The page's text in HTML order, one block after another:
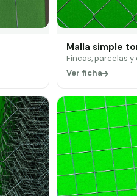
Malla simple
Fincas, parcelas
Ver ficha